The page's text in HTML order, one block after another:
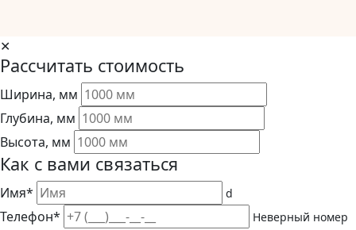
✕
Рассчитать стоимость
Ширина, мм
Глубина, мм
Высота, мм
Как с вами связаться
Имя* d
Телефон*
Неверный номер